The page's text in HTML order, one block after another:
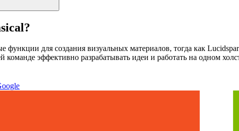
функции для создания визуальных материалов, тогда как
эффективно разрабатывать идеи и работать на одном